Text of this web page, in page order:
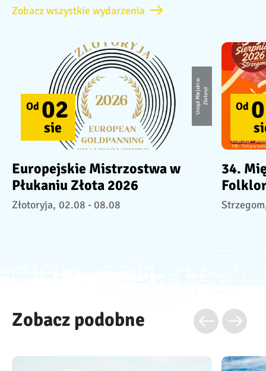
Zobacz wszystkie wydarzenia
U
r
z
ą
d
Mi
e
js
ki
w
Z
ł
o
t
o
ryi
Od 02
sie
Europejskie Mistrzostwa w
Płukaniu Złota 2026
Złotoryja, 02.08 - 08.08
Od
34.
Zobacz podobne